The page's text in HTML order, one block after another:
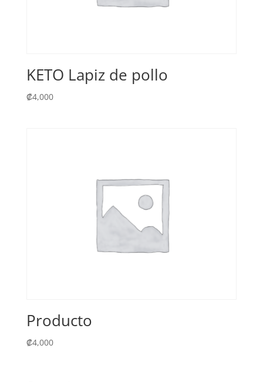
KETO Lapiz de pollo
₡4,000
Producto
₡4,000